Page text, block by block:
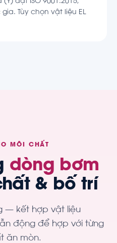
đạt ISO 9001:2015,
Tùy chọn vật liệu EL
MÔI CHẤT
dòng bơm
& bố trí
— kết hợp vật liệu
động để hợp với từng
ăn mòn.